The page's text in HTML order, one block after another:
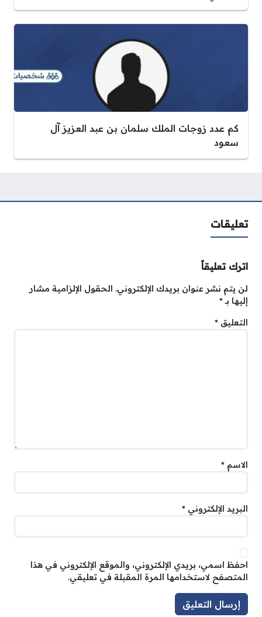
كم عدد زوجات الملك سلمان بن عبد العزيز آل
سعود
تعليقات
اترك تعليقاً
لن يتم نشر عنوان بريدك الإلكتروني. الحقول الإلزامية مشار
إليها بـ*
التعليق *
الاسم *
البريد الإلكتروني *
احفظ اسمي، بريدي الإلكتروني، والموقع الإلكتروني في هذا
المتصفح لاستخدامها المرة المقبلة في تعليقي.